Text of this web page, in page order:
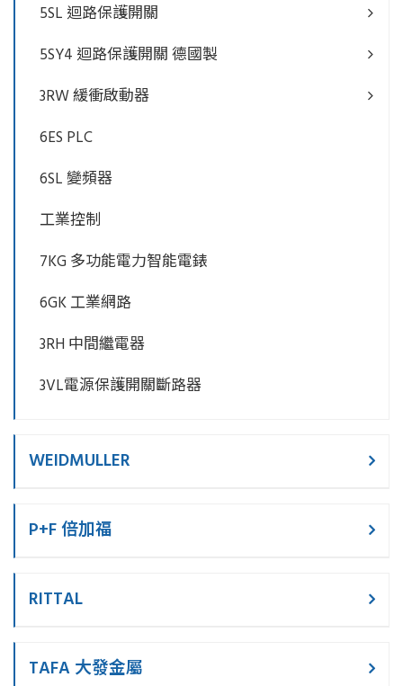
5SL 迴路保護開關
5SY4 迴路保護開關 德國製
3RW 緩衝啟動器
6ES PLC
6SL 變頻器
工業控制
7KG 多功能電力智能電錶
6GK 工業網路
3RH 中間繼電器
3VL電源保護開關斷路器
WEIDMULLER
P+F 倍加福
RITTAL
TAFA 大發金屬